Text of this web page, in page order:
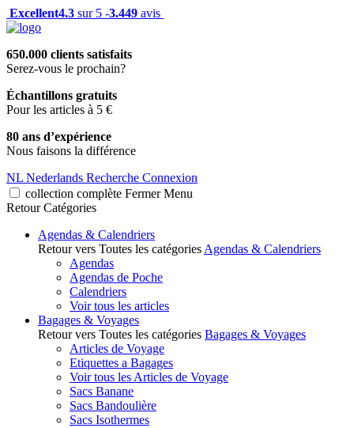
Excellent4.3 sur 5 -3.449 avis
650.000 clients satisfaits
Serez-vous le prochain?
Échantillons gratuits
Pour les articles à 5 €
80 ans d’expérience
Nous faisons la différence
NL Nederlands Recherche Connexion
collection complète Fermer Menu
Retour Catégories
Agendas & Calendriers
Retour vers Toutes les catégories Agendas & Calendriers
Agendas
Agendas de Poche
Calendriers
Voir tous les articles
Bagages & Voyages
Retour vers Toutes les catégories Bagages & Voyages
Articles de Voyage
Etiquettes a Bagages
Voir tous les Articles de Voyage
Sacs Banane
Sacs Bandoulière
Sacs Isothermes